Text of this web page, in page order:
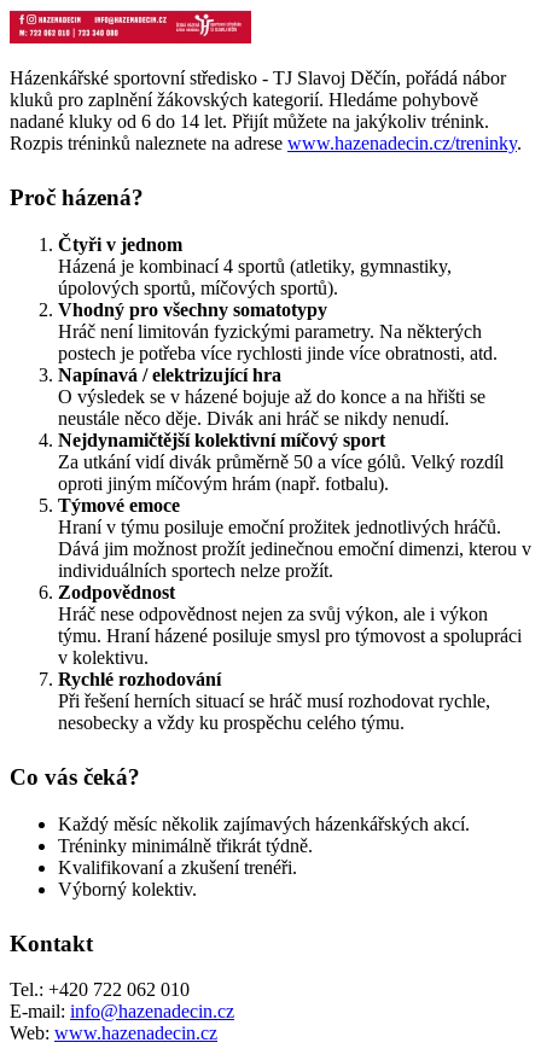
Házenkářské sportovní středisko - TJ Slavoj Děčín, pořádá nábor
kluků pro zaplnění žákovských kategorií. Hledáme pohybově
nadané kluky od 6 do 14 let. Přijít můžete na jakýkoliv trénink.
Rozpis tréninků naleznete na adrese www.hazenadecin.cz/treninky.
Proč házená?
Čtyři v jednom
Házená je kombinací 4 sportů (atletiky, gymnastiky,
úpolových sportů, míčových sportů).
Vhodný pro všechny somatotypy
Hráč není limitován fyzickými parametry. Na některých
postech je potřeba více rychlosti jinde více obratnosti, atd.
Napínavá / elektrizující hra
O výsledek se v házené bojuje až do konce a na hřišti se
neustále něco děje. Divák ani hráč se nikdy nenudí.
Nejdynamičtější kolektivní míčový sport
Za utkání vidí divák průměrně 50 a více gólů. Velký rozdíl
oproti jiným míčovým hrám (např. fotbalu).
Týmové emoce
Hraní v týmu posiluje emoční prožitek jednotlivých hráčů.
Dává jim možnost prožít jedinečnou emoční dimenzi, kterou v
individuálních sportech nelze prožít.
Zodpovědnost
Hráč nese odpovědnost nejen za svůj výkon, ale i výkon
týmu. Hraní házené posiluje smysl pro týmovost a spolupráci
v kolektivu.
Rychlé rozhodování
Při řešení herních situací se hráč musí rozhodovat rychle,
nesobecky a vždy ku prospěchu celého týmu.
Co vás čeká?
Každý měsíc několik zajímavých házenkářských akcí.
Tréninky minimálně třikrát týdně.
Kvalifikovaní a zkušení trenéři.
Výborný kolektiv.
Kontakt
Tel.: +420 722 062 010
E-mail: info@hazenadecin.cz
Web: www.hazenadecin.cz